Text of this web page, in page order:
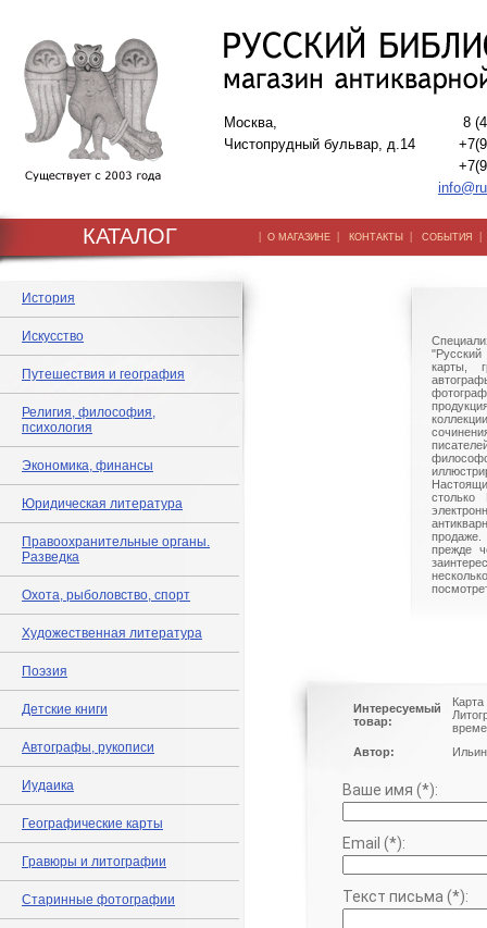
Москва,
Чистопрудный бульвар, д.14
8
КАТАЛОГ | О МАГАЗИНЕ | КОНТАКТЫ | СОБЫТИЯ
История
Искусство
Путешествия и география
Религия, философия,
психология
Экономика, финансы
Юридическая литература
Правоохранительные органы.
Разведка
Охота, рыболовство, спорт
Художественная литература
Поэзия
Детские книги
Автографы, рукописи
Иудаика
Географические карты
Гравюры и литографии
Старинные фотографии
"Русский
карты,
столько
прежде
Интересуемый
товар:
Автор:
Ваше имя (*):
Email (*):
Текст письма (*):